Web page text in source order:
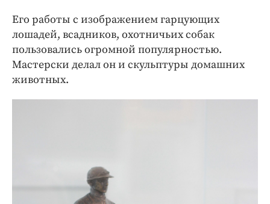
Его работы с изображением гарцующих
лошадей, всадников, охотничьих собак
пользовались огромной популярностью.
Мастерски делал он и скульптуры домашних
животных.